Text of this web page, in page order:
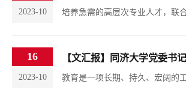
2023-10
16
2023-10